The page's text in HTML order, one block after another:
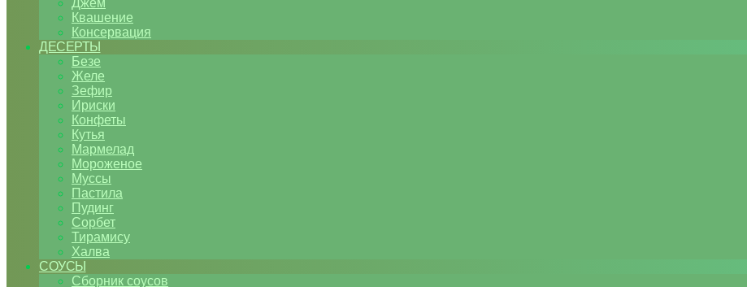
Джем
Квашение
Консервация
ДЕСЕРТЫ
Безе
Желе
Зефир
Ириски
Конфеты
Кутья
Мармелад
Мороженое
Муссы
Пастила
Пудинг
Сорбет
Тирамису
Халва
СОУСЫ
Сборник соусов